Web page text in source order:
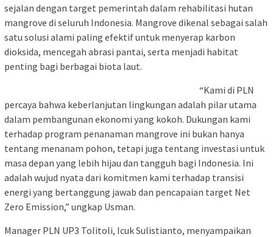
sejalan dengan target pemerintah dalam rehabilitasi hutan
mangrove di seluruh Indonesia. Mangrove dikenal sebagai salah
satu solusi alami paling efektif untuk menyerap karbon
dioksida, mencegah abrasi pantai, serta menjadi habitat
penting bagi berbagai biota laut.
“Kami di PLN
percaya bahwa keberlanjutan lingkungan adalah pilar utama
dalam pembangunan ekonomi yang kokoh. Dukungan kami
terhadap program penanaman mangrove ini bukan hanya
tentang menanam pohon, tetapi juga tentang investasi untuk
masa depan yang lebih hijau dan tangguh bagi Indonesia. Ini
adalah wujud nyata dari komitmen kami terhadap transisi
energi yang bertanggung jawab dan pencapaian target Net
Zero Emission,” ungkap Usman.
Manager PLN UP3 Tolitoli, Icuk Sulistianto, menyampaikan